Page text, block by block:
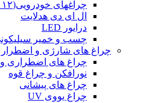
چراغهای خودرویی(۱۲ ولت DC)
ال ای دی هدلایت
درایور LED
چسب و خمیر
چراغ های شارژی و
چراغ های اضطراری
نورافکن و چراغ قوه
چراغ های پیشانی
چراغ یووی UV